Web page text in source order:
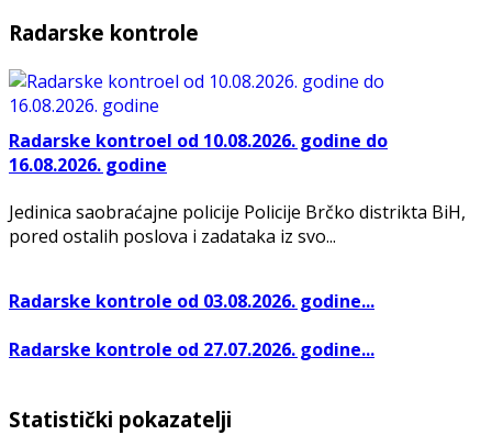
Radarske kontrole
Radarske kontroel od 10.08.2026. godine do
16.08.2026. godine
Jedinica saobraćajne policije Policije Brčko distrikta BiH,
pored ostalih poslova i zadataka iz svo...
Radarske kontrole od 03.08.2026. godine...
Radarske kontrole od 27.07.2026. godine...
Statistički pokazatelji